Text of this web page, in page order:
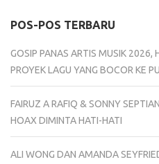
POS-POS TERBARU
GOSIP PANAS ARTIS MUSIK 2026,
PROYEK LAGU YANG BOCOR KE
FAIRUZ A RAFIQ & SONNY
HOAX DIMINTA HATI-HATI
ALI WONG DAN AMANDA